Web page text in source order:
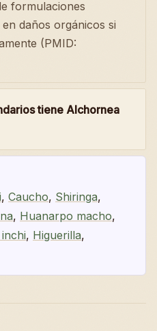
formulaciones
daños orgánicos si
(PMID:
tiene Alchornea
, Caucho, Shiringa,
, Huanarpo macho,
, Higuerilla,